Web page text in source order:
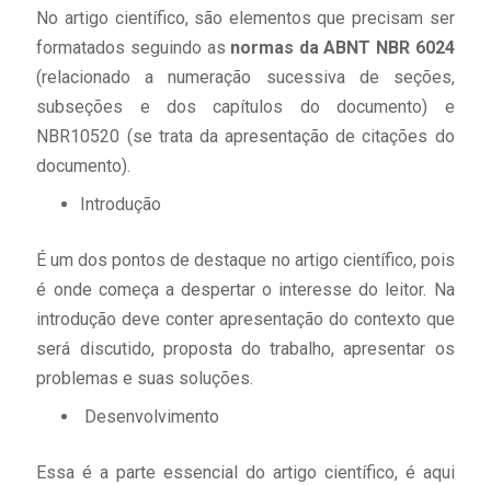
No artigo científico, são elementos que precisam ser
formatados seguindo as normas da ABNT NBR 6024
(relacionado a numeração sucessiva de seções,
subseções e dos capítulos do documento) e
NBR10520 (se trata da apresentação de citações do
documento).
Introdução
É um dos pontos de destaque no artigo científico, pois
é onde começa a despertar o interesse do leitor. Na
introdução deve conter apresentação do contexto que
será discutido, proposta do trabalho, apresentar os
problemas e suas soluções.
Desenvolvimento
Essa é a parte essencial do artigo científico, é aqui